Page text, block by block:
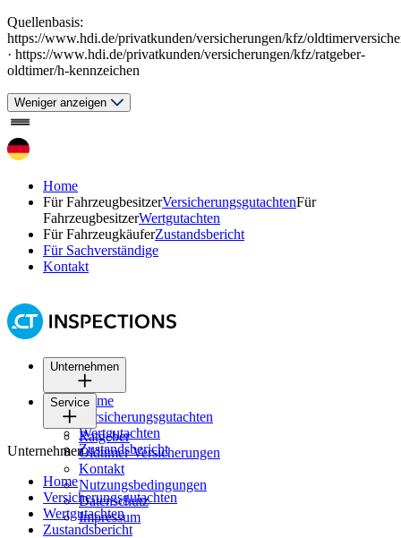
Quellenbasis:
https://www.hdi.de/privatkunden/versicherungen/kfz/
· https://www.hdi.de/privatkunden/versicherungen/kfz/ratgeber-
oldtimer/h-kennzeichen
Weniger anzeigen
Home
Für FahrzeugbesitzerVersicherungsgutachtenFür
FahrzeugbesitzerWertgutachten
Für FahrzeugkäuferZustandsbericht
Für Sachverständige
Kontakt
Unternehmen
Home
Versicherungs­gutachten
Wertgutachten
Zustandsbericht
Service
Ratgeber
Oldtimer Versicherungen
Kontakt
Nutzungsbedingungen
Datenschutz
Impressum
Unternehmen
Home
Versicherungs­gutachten
Wertgutachten
Zustandsbericht